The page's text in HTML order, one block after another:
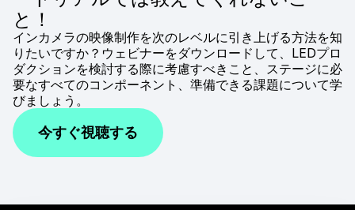
と！
インカメラの映像制作を次のレベルに引き上げる方法を知
りたいですか？ウェビナーをダウンロードして、LEDプロ
ダクションを検討する際に考慮すべきこと、ステージに必
要なすべてのコンポーネント、準備できる課題について学
びましょう。
今すぐ視聴する